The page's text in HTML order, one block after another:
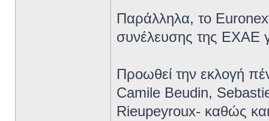
Παράλληλα, το
συνέλευσης της ΕΧΑΕ
Προωθεί την εκλογή
Camile Beudin,
Rieupeyroux- καθώς